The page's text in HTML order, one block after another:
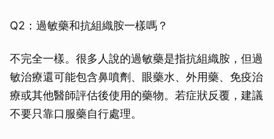
Q2：過敏藥和抗組織胺一樣嗎？
不完全一樣。很多人說的過敏藥是指抗組織胺，但過
敏治療還可能包含鼻噴劑、眼藥水、外用藥、免疫治
療或其他醫師評估後使用的藥物。若症狀反覆，建議
不要只靠口服藥自行處理。